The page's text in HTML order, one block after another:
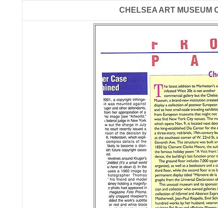
CHELSEA ART MUSEUM